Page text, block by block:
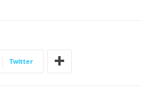
Twitter